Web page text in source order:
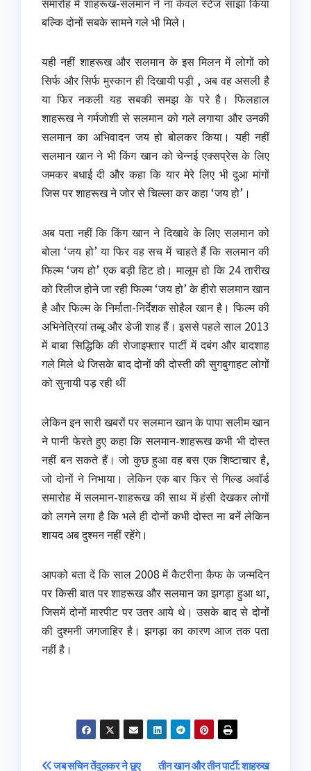
बल्कि दोनों सबके सामने गले भी मिले।
यही नहीं शाहरूख और सलमान के इस मिलन में लोगों को
सिर्फ और सिर्फ मुस्कान ही दिखायी पड़ी , अब वह असली है
या फिर नकली यह सबकी समझ के परे है। फिलहाल
शाहरूख ने गर्मजोशी से सलमान को गले लगाया और उनकी
सलमान का अभिवादन जय हो बोलकर किया। यही नहीं
सलमान खान ने भी किंग खान को चेन्नई एक्सप्रेस के लिए
जमकर बधाई दी और कहा कि यार मेरे लिए भी दुआ मांगों
जिस पर शाहरूख ने जोर से चिल्ला कर कहा ‘जय हो’।
अब पता नहीं कि किंग खान ने दिखावे के लिए सलमान को
बोला ‘जय हो’ या फिर वह सच में चाहते हैं कि सलमान की
फिल्म ‘जय हो’ एक बड़ी हिट हो। मालूम हो कि 24 तारीख
को रिलीज होने जा रही फिल्म ‘जय हो’ के हीरो सलमान खान
है और फिल्म के निर्माता-निर्देशक सोहैल खान है। फिल्म की
अभिनेत्रियां तब्बू और डेजी शाह हैं। इससे पहले साल 2013
में बाबा सिद्धिकि की रोजाइफ्तार पार्टी में दबंग और बादशाह
गले मिले थे जिसके बाद दोनों की दोस्ती की सुगबुगाहट लोगों
को सुनायी पड़ रही थीं
लेकिन इन सारी खबरों पर सलमान खान के पापा सलीम खान
ने पानी फेरते हुए कहा कि सलमान-शाहरूख कभी भी दोस्त
नहीं बन सकते हैं। जो कुछ हुआ वह बस एक शिष्टाचार है,
जो दोनों ने निभाया। लेकिन एक बार फिर से गिल्ड अवॉर्ड
समारोह में सलमान-शाहरूख की साथ में हंसी देखकर लोगों
को लगने लगा है कि भले ही दोनों कभी दोस्त ना बनें लेकिन
शायद अब दुश्मन नहीं रहेंगे।
आपको बता दें कि साल 2008 में कैटरीना कैफ के जन्मदिन
पर किसी बात पर शाहरूख और सलमान का झगड़ा हुआ था,
जिसमें दोनों मारपीट पर उतर आये थे। उसके बाद से दोनों
की दुश्मनी जगजाहिर है। झगड़ा का कारण आज तक पता
नहीं है।
तीन खान और तीन पार्टी: शाहरुख
जब सचिन तेंदुलकर ने छुए